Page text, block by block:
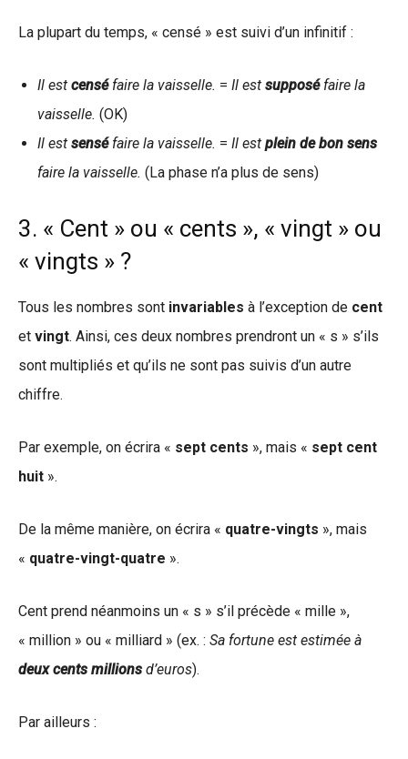
La plupart du temps, « censé » est suivi d’un infinitif :
Il est censéfaire la vaisselle. = Il est supposé faire la
vaisselle. (OK)
Il est senséfaire la vaisselle. = Il est plein de bon sens
faire la vaisselle. (La phase n’a plus de sens)
3. « Cent » ou « cents », « vingt » ou
« vingts » ?
Tous les nombres sont invariables à l’exception de cent
et vingt. Ainsi, ces deux nombres prendront un « s » s’ils
sont multipliés et qu’ils ne sont pas suivis d’un autre
chiffre.
Par exemple, on écrira « sept cents », mais « sept cent
huit ».
De la même manière, on écrira « quatre-vingts », mais
« quatre-vingt-quatre ».
Cent prend néanmoins un « s » s’il précède « mille »,
« million » ou « milliard » (ex. : Sa fortune est estimée à
deux cents millions d’euros).
Par ailleurs :